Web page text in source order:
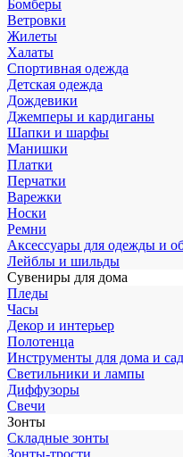
Бомберы
Ветровки
Жилеты
Халаты
Спортивная одежда
Детская одежда
Дождевики
Джемперы и кардиганы
Шапки и шарфы
Манишки
Платки
Перчатки
Варежки
Носки
Ремни
Аксессуары для одежды и
Лейблы и шильды
Сувениры для дома
Пледы
Часы
Декор и интерьер
Полотенца
Инструменты для дома и
Светильники и лампы
Диффузоры
Свечи
Зонты
Складные зонты
Зонты-трости